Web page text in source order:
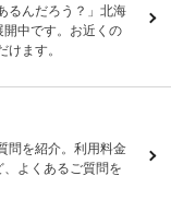
るんだろう？」北海
中です。お近くの
けます。
問を紹介。利用料金
よくあるご質問を